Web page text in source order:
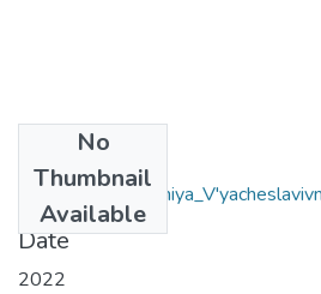
No
Thumbnail
Available
Date
2022